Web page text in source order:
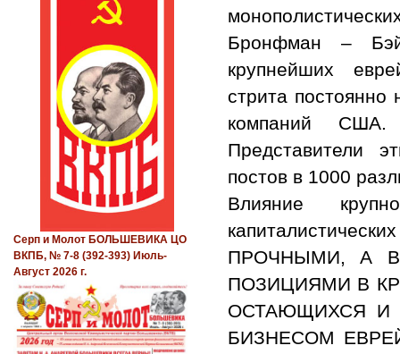
Бронфман –
крупнейших
стрита
компаний
Представители
постов в 1000
Влияние
ПРОЧНЫМИ, А В
ПОЗИЦИЯМИ В
ОСТАЮЩИХСЯ И
БИЗНЕСОМ
Серп и Молот БОЛЬШЕВИКА ЦО
ВКПБ, № 7-8 (392-393) Июль-
Август 2026 г.